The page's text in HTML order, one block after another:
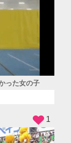
った女の子
1